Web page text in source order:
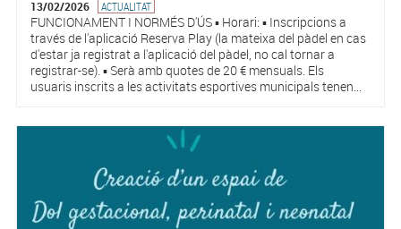
13/02/2026 ACTUALITAT
FUNCIONAMENT I NORMÉS D'ÚS ▪️ Horari: ▪️ Inscripcions a
través de l'aplicació Reserva Play (la mateixa del pàdel en cas
d'estar ja registrat a l'aplicació del pàdel, no cal tornar a
registrar-se). ▪️ Serà amb quotes de 20 € mensuals. Els
usuaris inscrits a les activitats esportives municipals tenen...